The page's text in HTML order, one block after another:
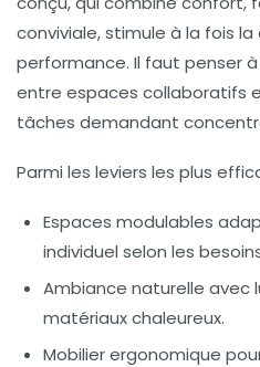
conviviale, stimule à la fois
performance. Il faut penser
entre espaces collaboratifs
tâches demandant
Parmi les leviers les plus
Espaces modulables
individuel selon les
Ambiance naturelle avec
matériaux chaleureux.
Mobilier ergonomique